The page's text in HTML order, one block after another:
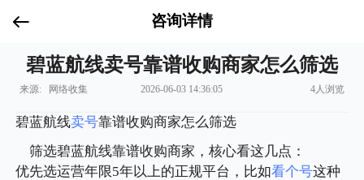
咨询详情
碧蓝航线卖号靠谱收购商家怎么筛选
来源: 网络收集 2026-06-03 14:36:05 4人浏览
碧蓝航线卖号靠谱收购商家怎么筛选
筛选碧蓝航线靠谱收购商家，核心看这几点：
优先选运营年限5年以上的正规平台，比如看个号这种